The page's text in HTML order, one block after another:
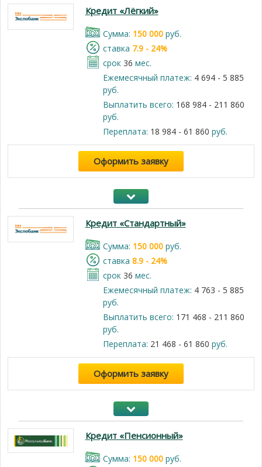
Кредит «Лёгкий»
Cумма: 150 000руб.
cтавка 7.9 - 24%
срок 36 мес.
Ежемесячный платеж: 4 694 - 5 885
руб.
Выплатить всего: 168 984 - 211 860
руб.
Переплата: 18 984 - 61 860 руб.
Оформить заявку
Кредит «Стандартный»
Cумма: 150 000руб.
cтавка 8.9 - 24%
срок 36 мес.
Ежемесячный платеж: 4 763 - 5 885
руб.
Выплатить всего: 171 468 - 211 860
руб.
Переплата: 21 468 - 61 860 руб.
Оформить заявку
Кредит «Пенсионный»
Cумма: 150 000руб.